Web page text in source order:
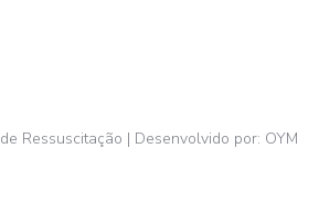
Ressuscitação | Desenvolvido por: OYM